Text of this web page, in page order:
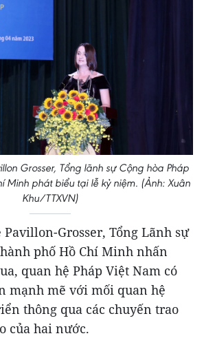
Grosser, Tổng lãnh sự Cộng hòa Pháp
Minh phát biểu tại lễ kỷ niệm. (Ảnh: Xuân
Khu/TTXVN)
Grosser, Tổng Lãnh sự
phố Hồ Chí Minh nhấn
quan hệ Pháp Việt Nam có
mạnh mẽ với mối quan hệ
thông qua các chuyến trao
của hai nước.